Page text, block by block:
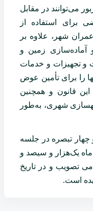
می‌توانند در مقابل
برای استفاده از
شهر، علاوه بر
آماده‌سازی زمین و
و تجهیزات و خدمات
از اراضی آنها را برای تأمین عوض
قانون و‌ همچنین
شهری، به‌طور
چهار تبصره در جلسه
یک‌هزار و سیصد و
تصویب و در تاریخ